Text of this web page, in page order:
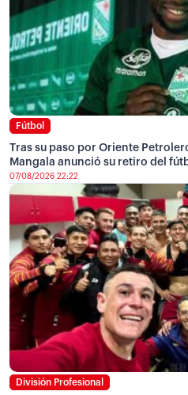
Fútbol
Tras su paso por Oriente
Mangala anunció su retiro del
07/08/2026 22:22
División Profesional